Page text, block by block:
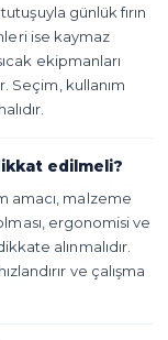
günlük fırın
ise kaymaz
ekipmanları
Seçim, kullanım
edilmeli?
amacı, malzeme
ergonomisi ve
alınmalıdır.
ve çalışma